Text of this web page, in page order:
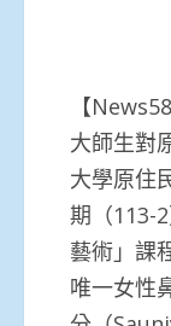
【
大師生對
大學原住
期（113-
藝術」課
唯一女性